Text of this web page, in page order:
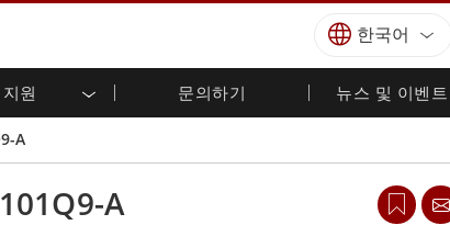
한국어
원 문의하기 뉴스 및 이벤트
PC 및 HMI
치)
CAP Touch)
PC(저항막 터치)
국방부 러기드 노트북
디펜스 울트라 러기드 태블릿
, ATEX 제품
산업
해양
류
센터
림
인증／준수
A
A